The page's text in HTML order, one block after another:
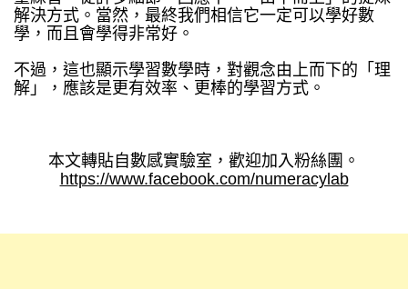
解決方式。當然，最終我們相信它一定可以學好數
學，而且會學得非常好。
不過，這也顯示學習數學時，對觀念由上而下的「理
解」，應該是更有效率、更棒的學習方式。
本文轉貼自數感實驗室，歡迎加入粉絲團。
https://www.facebook.com/numeracylab